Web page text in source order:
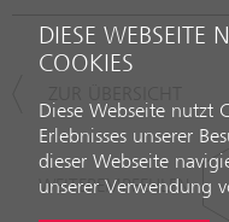
WEITEREMPFEHLEN
DIESE WEBSEITE
COOKIES
Diese Webseite nutzt
Erlebnisses unserer
dieser Webseite
unserer Verwendung